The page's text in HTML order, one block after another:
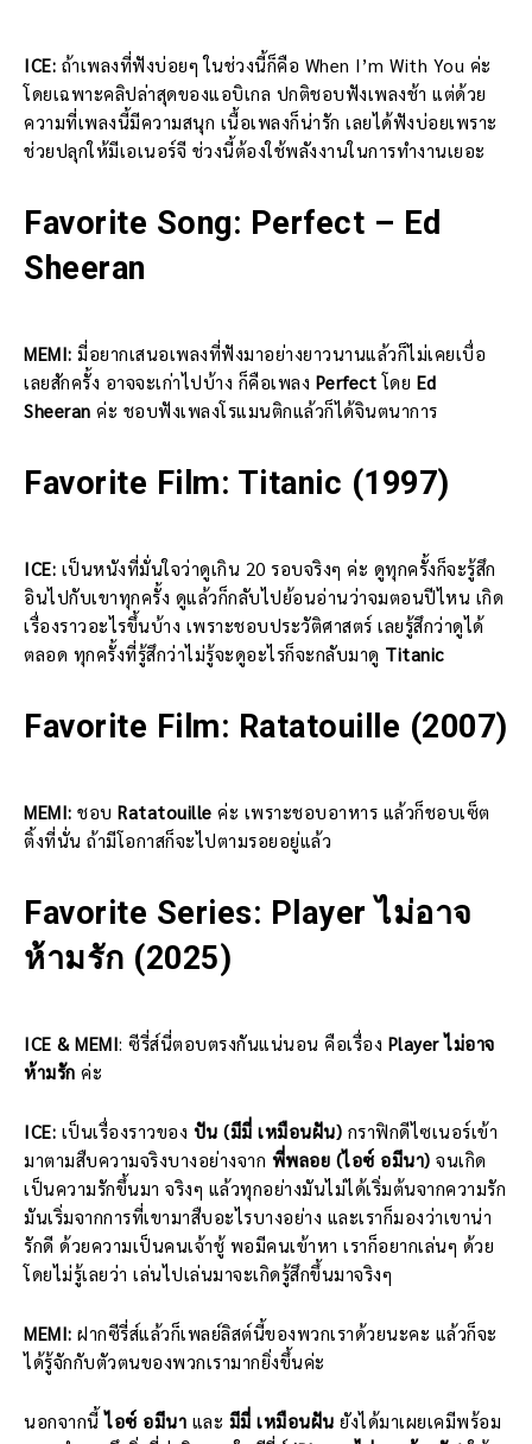
ICE: ถ้าเพลงที่ฟังบ่อยๆ ในช่วงนี้ก็คือ When I’m With You ค่ะ
โดยเฉพาะคลิปล่าสุดของแอบิเกล ปกติชอบฟังเพลงช้า แต่ด้วย
ความที่เพลงนี้มีความสนุก เนื้อเพลงก็น่ารัก เลยได้ฟังบ่อยเพราะ
ช่วยปลุกให้มีเอเนอร์จี ช่วงนี้ต้องใช้พลังงานในการทำงานเยอะ
Favorite Song: Perfect – Ed
Sheeran
MEMI: มี่อยากเสนอเพลงที่ฟังมาอย่างยาวนานแล้วก็ไม่เคยเบื่อ
เลยสักครั้ง อาจจะเก่าไปบ้าง ก็คือเพลง Perfectโดย Ed
Sheeran ค่ะ ชอบฟังเพลงโรแมนติกแล้วก็ได้จินตนาการ
Favorite Film: Titanic (1997)
ICE: เป็นหนังที่มั่นใจว่าดูเกิน 20 รอบจริงๆ ค่ะ ดูทุกครั้งก็จะรู้สึก
อินไปกับเขาทุกครั้ง ดูแล้วก็กลับไปย้อนอ่านว่าจมตอนปีไหน เกิด
เรื่องราวอะไรขึ้นบ้าง เพราะชอบประวัติศาสตร์ เลยรู้สึกว่าดูได้
ตลอด ทุกครั้งที่รู้สึกว่าไม่รู้จะดูอะไรก็จะกลับมาดู Titanic
Favorite Film: Ratatouille (2007)
MEMI: ชอบ Ratatouille ค่ะ เพราะชอบอาหาร แล้วก็ชอบเซ็ต
ติ้งที่นั่น ถ้ามีโอกาสก็จะไปตามรอยอยู่แล้ว
Favorite Series: Player ไม่อาจ
ห้ามรัก (2025)
ICE & MEMI: ซีรี่ส์นี่ตอบตรงกันแน่นอน คือเรื่อง Player ไม่อาจ
ห้ามรัก ค่ะ
ICE: เป็นเรื่องราวของ ปัน (มีมี่ เหมือนฝัน) กราฟิกดีไซเนอร์เข้า
มาตามสืบความจริงบางอย่างจาก พี่พลอย (ไอซ์ อมีนา) จนเกิด
เป็นความรักขึ้นมา จริงๆ แล้วทุกอย่างมันไม่ได้เริ่มต้นจากความรัก
มันเริ่มจากการที่เขามาสืบอะไรบางอย่าง และเราก็มองว่าเขาน่า
รักดี ด้วยความเป็นคนเจ้าชู้ พอมีคนเข้าหา เราก็อยากเล่นๆ ด้วย
โดยไม่รู้เลยว่า เล่นไปเล่นมาจะเกิดรู้สึกขึ้นมาจริงๆ
MEMI: ฝากซีรี่ส์แล้วก็เพลย์ลิสต์นี้ของพวกเราด้วยนะคะ แล้วก็จะ
ได้รู้จักกับตัวตนของพวกเรามากยิ่งขึ้นค่ะ
นอกจากนี้ไอซ์ อมีนา และ มีมี่ เหมือนฝัน ยังได้มาเผยเคมีพร้อม